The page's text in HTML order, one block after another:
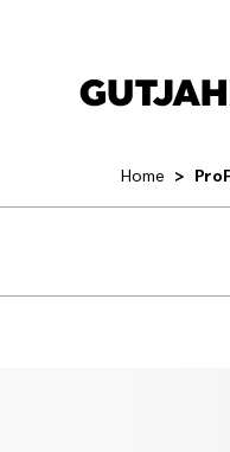
Home